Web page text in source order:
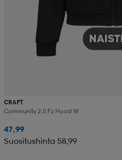
CRAFT
Community 2.0 Fz Hood W
47,99
Suositushinta 58,99